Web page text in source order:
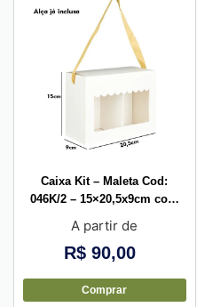
Caixa Kit – Maleta Cod:
046K/2 – 15×20,5x9cm com
A partir de
R$ 90,00
Comprar